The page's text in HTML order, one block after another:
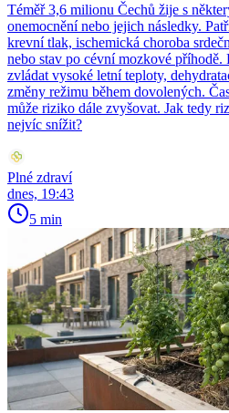
Téměř 3,6 milionu Čechů žije s
onemocnění nebo jejich následky.
krevní tlak, ischemická choroba
nebo stav po cévní mozkové příhodě.
zvládat vysoké letní teploty,
změny režimu během dovolených.
může riziko dále zvyšovat. Jak tedy
nejvíc snížit?
Plné zdraví
dnes, 19:43
5 min